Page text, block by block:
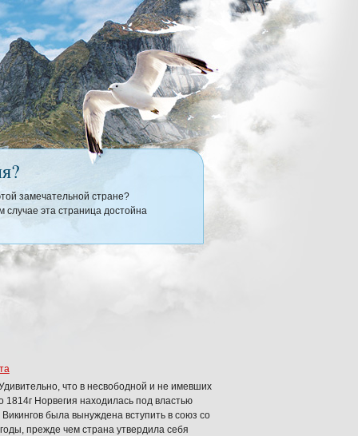
замечательной стране?
эта страница достойна
что в несвободной и не имевших
1814г Норвегия находилась под властью
была вынуждена вступить в союз со
прежде чем страна утвердила себя